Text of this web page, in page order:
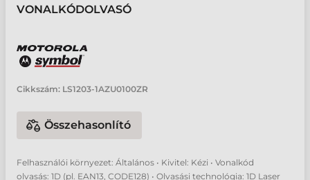
VONALKÓDOLVASÓ
Cikkszám: LS1203-1AZU0100ZR
Összehasonlító
Felhasználói környezet: Általános • Kivitel: Kézi • Vonalkód
olvasás: 1D (pl. EAN13, CODE128) • Olvasási technológia: 1D Laser